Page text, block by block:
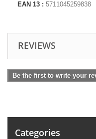
EAN 13 : 5711045259838
REVIEWS
Be the first to write your
Categories